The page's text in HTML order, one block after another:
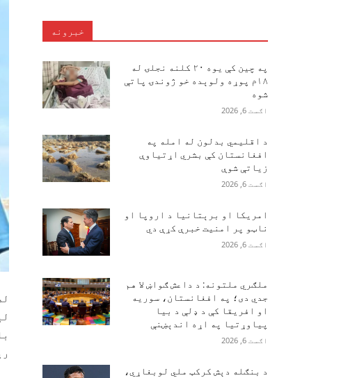
خبرونه
په چین کې یوه ۲۰ کلنه نجلۍ له
۱۸م پوړه ولوېده خو ژوندۍ پاتې
شوه
اګست 6, 2026
د اقلیمي بدلون له امله په
افغانستان کې بشري اړتیاوې
زیاتې شوې
اګست 6, 2026
امریکا او برېتانیا د اروپا او
ناټو پر امنیت خبرې کړې دي
اګست 6, 2026
ملګري ملتونه: د داعش ګواښ لا هم
جدي دی؛ په افغانستان، سوریه
او افریقا کې د ډلې د بیا
پیاوړتیا په اړه اندېښنې
اګست 6, 2026
د بنګله دېش کرکټ ملي لوبغاړي،